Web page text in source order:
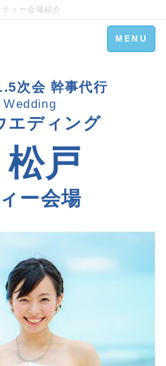
ィー会場紹介
Toggle
navigation
MENU
次会 幹事代行
エディング
戸
ー会場